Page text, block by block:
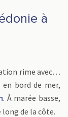
à
rime avec…
en bord de mer,
. À marée basse,
de la côte.